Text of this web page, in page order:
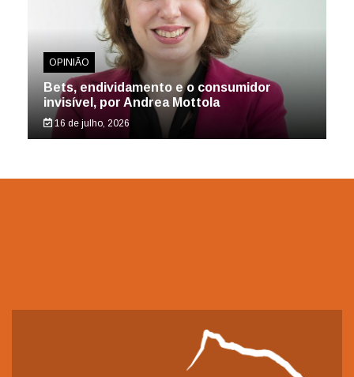
OPINIÃO
Bets, endividamento e o consumidor
invisível, por Andrea Mottola
16 de julho, 2026